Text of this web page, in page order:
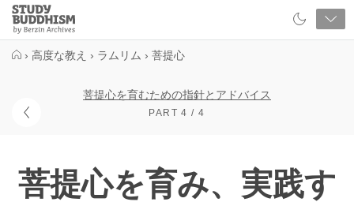
Close
Study
Buddhism
› 高度な教え › ラムリム › 菩提心
菩提心を育むための指針とアドバイス
PART 4 / 4
菩提心を育み、実践す